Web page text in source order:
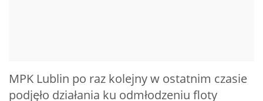
MPK Lublin po raz kolejny w ostatnim czasie
podjęło działania ku odmłodzeniu floty